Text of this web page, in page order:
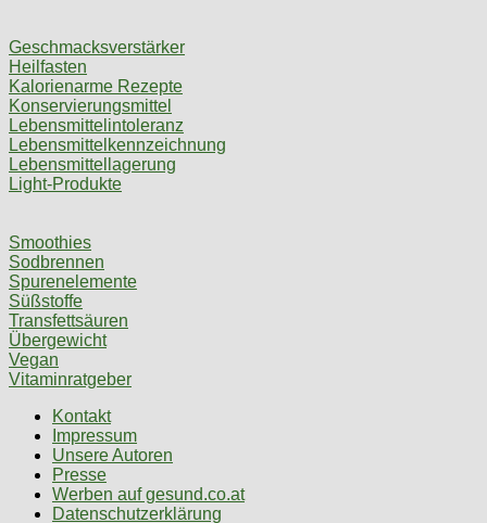
Geschmacksverstärker
Heilfasten
Kalorienarme Rezepte
Konservierungsmittel
Lebensmittelintoleranz
Lebensmittelkennzeichnung
Lebensmittellagerung
Light-Produkte
Smoothies
Sodbrennen
Spurenelemente
Süßstoffe
Transfettsäuren
Übergewicht
Vegan
Vitaminratgeber
Kontakt
Impressum
Unsere Autoren
Presse
Werben auf gesund.co.at
Datenschutzerklärung